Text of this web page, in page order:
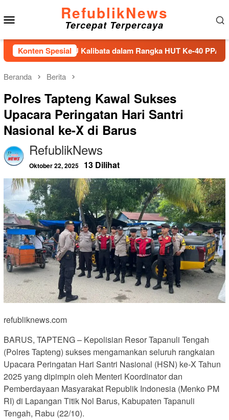
ke
konten
RefublikNews
Tercepat Terpercaya
Konten Spesial
TMPNU Kalibata dalam Rangka HUT Ke-40 PPAL
Beranda Berita
Polres Tapteng Kawal Sukses
Upacara Peringatan Hari Santri
Nasional ke-X di Barus
RefublikNews
Oktober 22, 2025 13 Dilihat
refubliknews.com
BARUS, TAPTENG – Kepolisian Resor Tapanuli Tengah
(Polres Tapteng) sukses mengamankan seluruh rangkaian
Upacara Peringatan Hari Santri Nasional (HSN) ke-X Tahun
2025 yang dipimpin oleh Menteri Koordinator dan
Pemberdayaan Masyarakat Republik Indonesia (Menko PM
RI) di Lapangan Titik Nol Barus, Kabupaten Tapanuli
Tengah, Rabu (22/10).